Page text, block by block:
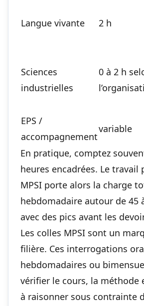
Langue vivante 2 h
Sciences
industrielles
0 à 2 h
EPS /
accompagnement
variable
En pratique, comptez
heures encadrées. Le travail
MPSI porte alors la charge
hebdomadaire autour de 45
avec des pics avant les
Les colles MPSI sont un
filière. Ces interrogations
hebdomadaires ou
vérifier le cours, la méthode
à raisonner sous contrainte